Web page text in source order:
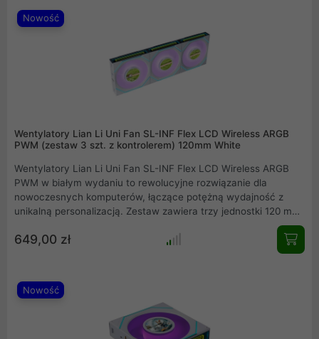
System łączenia szeregowego oraz efekt lustra
nieskończoności podkreślają styl zestawu.
Nowość
Wentylatory Lian Li Uni Fan SL-INF Flex LCD Wireless ARGB
PWM (zestaw 3 szt. z kontrolerem) 120mm White
Wentylatory Lian Li Uni Fan SL-INF Flex LCD Wireless ARGB
PWM w białym wydaniu to rewolucyjne rozwiązanie dla
nowoczesnych komputerów, łączące potężną wydajność z
unikalną personalizacją. Zestaw zawiera trzy jednostki 120 mm
wyposażone w kolorowe ekrany LCD 1,8 cala oraz innowacyjną
technologię bezprzewodową 2,4 GHz. Dzięki konstrukcji opartej
na lustrach nieskończoności i zaawansowanemu systemowi
komponent o wysokim ciśnieniu statycznym.
649,00 zł
Nowość